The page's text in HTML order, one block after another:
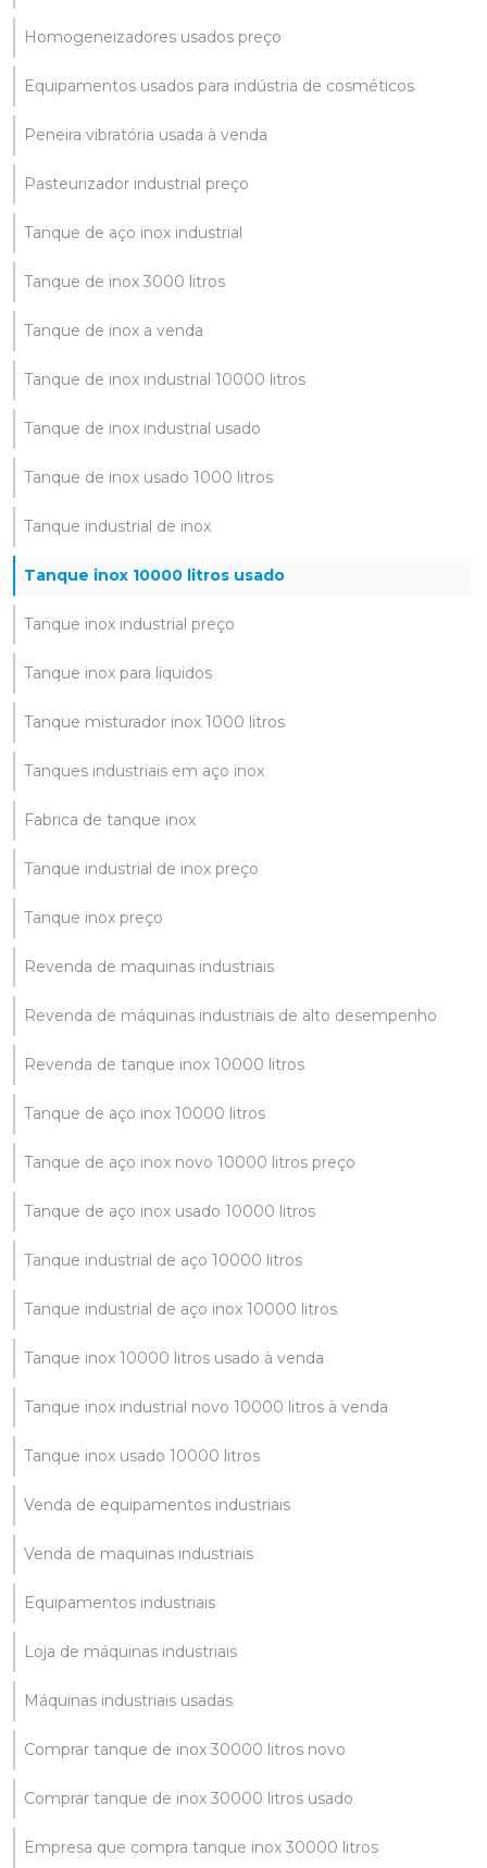
Homogeneizadores usados preço
Equipamentos usados para indústria de cosméticos
Peneira vibratória usada à venda
Pasteurizador industrial preço
Tanque de aço inox industrial
Tanque de inox 3000 litros
Tanque de inox a venda
Tanque de inox industrial 10000 litros
Tanque de inox industrial usado
Tanque de inox usado 1000 litros
Tanque industrial de inox
Tanque inox 10000 litros usado
Tanque inox industrial preço
Tanque inox para liquidos
Tanque misturador inox 1000 litros
Tanques industriais em aço inox
Fabrica de tanque inox
Tanque industrial de inox preço
Tanque inox preço
Revenda de maquinas industriais
Revenda de máquinas industriais de alto desempenho
Revenda de tanque inox 10000 litros
Tanque de aço inox 10000 litros
Tanque de aço inox novo 10000 litros preço
Tanque de aço inox usado 10000 litros
Tanque industrial de aço 10000 litros
Tanque industrial de aço inox 10000 litros
Tanque inox 10000 litros usado à venda
Tanque inox industrial novo 10000 litros à venda
Tanque inox usado 10000 litros
Venda de equipamentos industriais
Venda de maquinas industriais
Equipamentos industriais
Loja de máquinas industriais
Máquinas industriais usadas
Comprar tanque de inox 30000 litros novo
Comprar tanque de inox 30000 litros usado
Empresa que compra tanque inox 30000 litros